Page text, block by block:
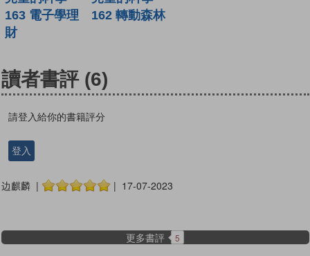
163 電子學理
財
162 轉動森林
讀者書評 (6)
請登入給你的書籍評分
登入
边麒麟 | | 17-07-2023
更多書評 5